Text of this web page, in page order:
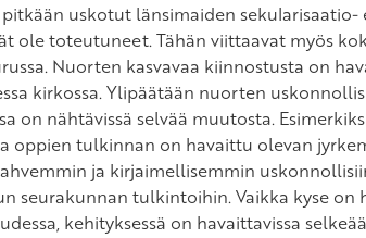
uskotut länsimaiden sekularisaatio-
ole toteutuneet. Tähän viittaavat myös
Nuorten kasvavaa kiinnostusta on
kirkossa. Ylipäätään nuorten
on nähtävissä selvää muutosta.
oppien tulkinnan on havaittu olevan
ja kirjaimellisemmin
seurakunnan tulkintoihin. Vaikka kyse on
kehityksessä on havaittavissa selkeää